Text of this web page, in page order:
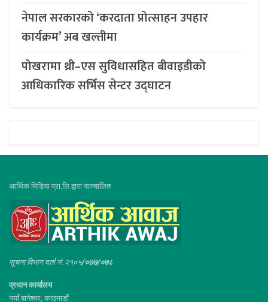
नेपाल सरकारको ‘करदाता प्रोत्साहन उपहार
कार्यक्रम’ अब खल्तीमा
पोखरामा थ्री–एस सुविधासहित बीवाइडीको
आधिकारिक सर्भिस सेन्टर उद्घाटन
आर्थिक मिडिया प्रा.लि.द्वारा सञ्चालित
सूचना विभाग दर्ता नं :२१०५/०७७/०७८
प्रधान कार्यालय
नयाँ बानेश्वर, काठमाडौं